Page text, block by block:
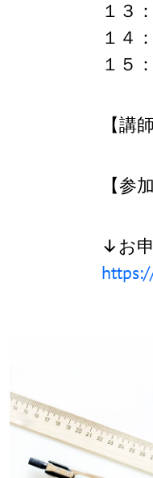
１３
１４
１５
【
【参
↓お